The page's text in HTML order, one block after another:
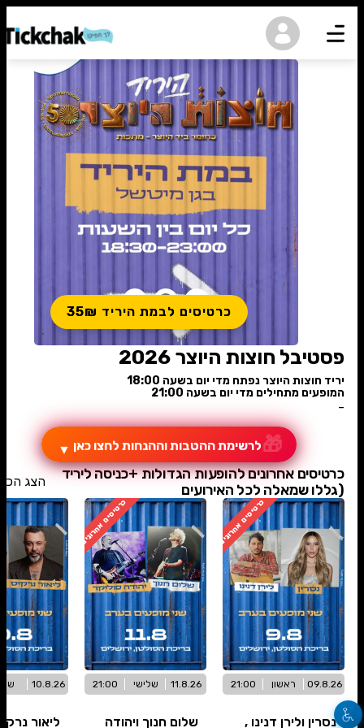
נגישות
כרטיסים לבמת היריד 35₪
פסטיבל חוצות היוצר 2026
יריד חוצות היוצר נפתח מדי יום בשעה 18:00
המופעים מתחילים מדי יום בשעה 21:00
-
🎁לרשימת ההטבות וההנחות לחצו כאן ▼
כרטיסים אחרונים להופעות הגדולות +כניסה ליריד
(גללו שמאלה לכל האירועים
הצג הכל
כרטיסים אחרונים
09.8.26 ראשון 21:00
נסרין ולירן דנינו ,
כרטיסים אחרונים
11.8.26 שלישי 21:00
שלום חנוך ויהודה
10.8.26 שני
ליאור